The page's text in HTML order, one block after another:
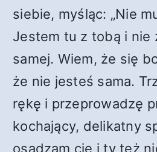
siebie, myśląc: „Nie
Jestem tu z tobą i nie
samej. Wiem, że się
że nie jesteś sama.
rękę i przeprowadzę
kochający, delikatny
osądzam cię i ty też